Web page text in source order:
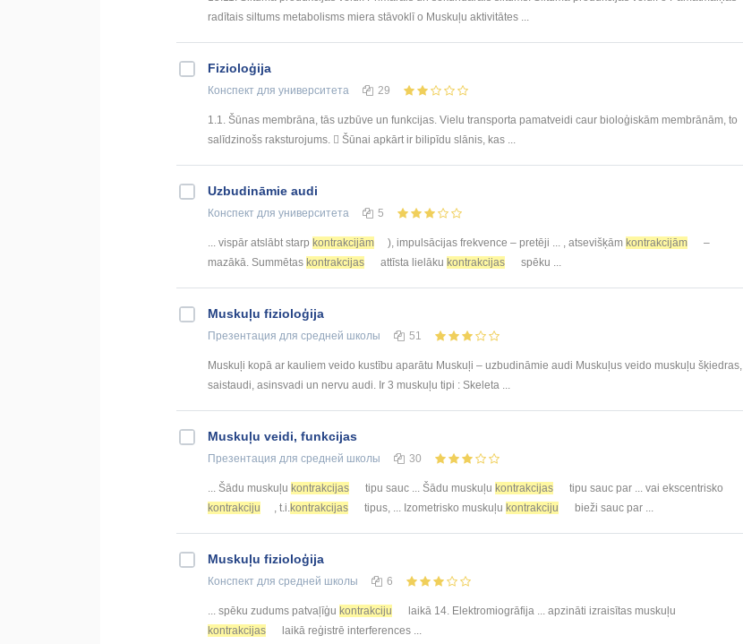
radītais siltums metabolisms miera stāvoklī o Muskuļu aktivitātes ...
Fizioloģija
Конспект для университета 29
1.1. Šūnas membrāna, tās uzbūve un funkcijas. Vielu transporta pamatveidi caur bioloģiskām membrānām, to
salīdzinošs raksturojums.  Šūnai apkārt ir bilipīdu slānis, kas ...
Uzbudināmie audi
Конспект для университета 5
... vispār atslābt starp kontrakcijām ), impulsācijas frekvence – pretēji ... , atsevišķām kontrakcijām
–
mazākā. Summētas kontrakcijas attīsta lielāku kontrakcijas spēku ...
Muskuļu fizioloģija
Презентация для средней школы 51
Muskuļi kopā ar kauliem veido kustību aparātu Muskuļi – uzbudināmie audi Muskuļus veido muskuļu šķiedras,
saistaudi, asinsvadi un nervu audi. Ir 3 muskuļu tipi : Skeleta ...
Muskuļu veidi, funkcijas
Презентация для средней школы 30
... Šādu muskuļu kontrakcijas tipu sauc ... Šādu muskuļu kontrakcijas
tipu sauc par ... vai ekscentrisko
kontrakciju
, t.i. kontrakcijas tipus, ... Izometrisko muskuļu kontrakciju bieži sauc par ...
Muskuļu fizioloģija
Конспект для средней школы 6
... spēku zudums patvaļīģu kontrakciju
laikā 14. Elektromiogrāfija ... apzināti izraisītas muskuļu
kontrakcijas
laikā reģistrē interferences ...